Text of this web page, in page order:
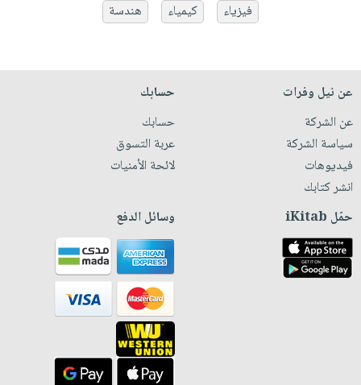
فيزياء
كيمياء هندسة
عن نيل وفرات
عن الشركة
سياسة الشركة
فيديوهات
انشر كتابك
حسابك
حسابك
عربة التسوق
لائحة الأمنيات
حمّل iKitab وسائل الدفع